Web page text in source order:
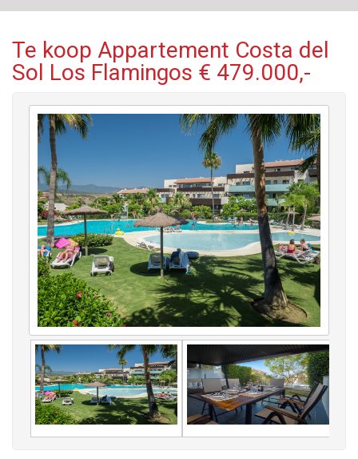
Te koop Appartement Costa del
Sol Los Flamingos € 479.000,-